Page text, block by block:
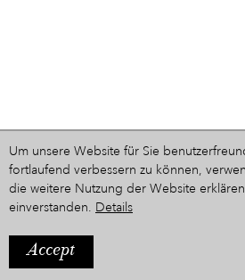
Ein Projekt aus dem Hause
Um unsere Website für Sie
fortlaufend verbessern zu können,
die weitere Nutzung der Website
einverstanden. Details
Accept